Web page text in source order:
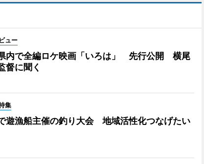
ュー
内で全編ロケ映画「いろは」 先行公開 横尾
督に聞く
集
遊漁船主催の釣り大会 地域活性化つなげたい